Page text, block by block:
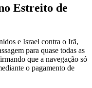
Estreito de
e Israel contra o Irã,
para quase todas as
que a navegação só
o pagamento de